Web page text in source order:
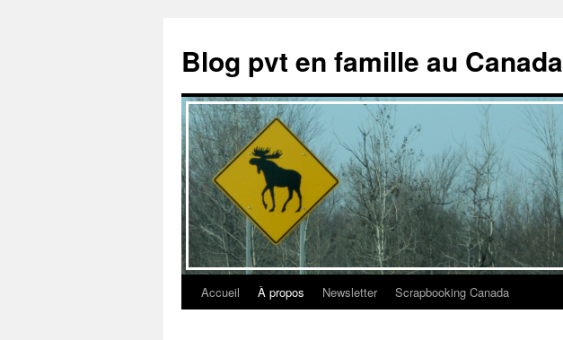
contenu
Blog pvt en famille au Canada
Accueil À propos Newsletter Scrapbooking Canada